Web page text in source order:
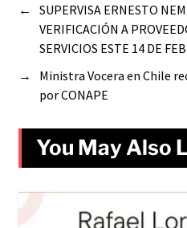
←
SUPERVISA ERNESTO
VERIFICACIÓN A
SERVICIOS ESTE 14 DE
→
Ministra Vocera en Chile
por CONAPE
You May Also